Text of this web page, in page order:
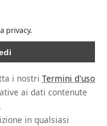
privacy.
i nostri Termini d'uso
ai dati contenute
in qualsiasi